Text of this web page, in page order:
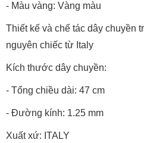
- Màu vàng: Vàng màu
Thiết kế và chế tác dây chuyền
nguyên chiếc từ Italy
Kích thước dây chuyền:
- Tổng chiều dài: 47 cm
- Đường kính: 1.25 mm
Xuất xứ: ITALY